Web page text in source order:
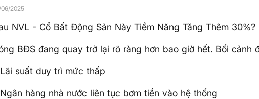
06/2025
NVL - Cổ Bất Động Sản Này Tiềm Năng Tăng Thêm 30%?
BĐS đang quay trở lại rõ ràng hơn bao giờ hết. Bối cảnh
suất duy trì mức thấp
hàng nhà nước liên tục bơm tiền vào hệ thống